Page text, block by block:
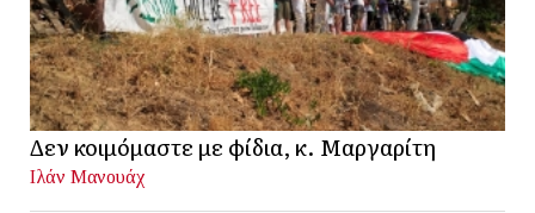
Δεν κοιμόμαστε με φίδια, κ. Μαργαρίτη
Ιλάν Μανουάχ